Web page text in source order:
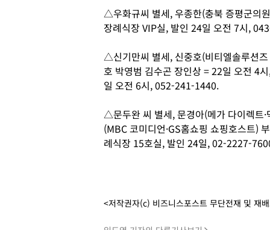
△우화규씨 별세, 우종한(충북 증평군의
장례식장 VIP실, 발인 24일 오전 7시,
△신기만씨 별세, 신중호(비티엘솔루션
호 박영범 김수곤 장인상 = 22일 오전 4
일 오전 6시, 052-241-1440.
△문두완 씨 별세, 문경아(메가 다이렉트
(MBC 코미디언·GS홈쇼핑 쇼핑호스트)
례식장 15호실, 발인 24일, 02-2227-
<저작권자(c) 비즈니스포스트 무단전재 및 재